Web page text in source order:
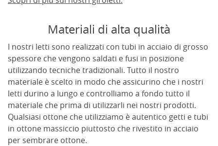
Materiali di alta qualità
I nostri letti sono realizzati con tubi in acciaio di grosso
spessore che vengono saldati e fusi in posizione
utilizzando tecniche tradizionali. Tutto il nostro
materiale è scelto in modo che assicurino che i nostri
letti durino a lungo e controlliamo a fondo tutto il
materiale che prima di utilizzarli nei nostri prodotti.
Qualsiasi ottone che utilizziamo è autentico getti e tubi
in ottone massiccio piuttosto che rivestito in acciaio
per sembrare ottone.